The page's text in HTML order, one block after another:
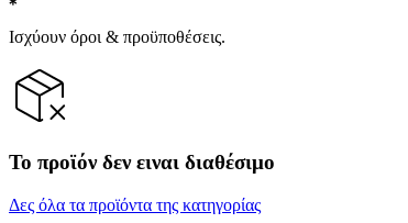
Ισχύουν όροι & προϋποθέσεις.
Το προϊόν δεν ειναι διαθέσιμο
Δες όλα τα προϊόντα της κατηγορίας